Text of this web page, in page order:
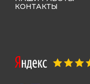
КОНТАКТЫ